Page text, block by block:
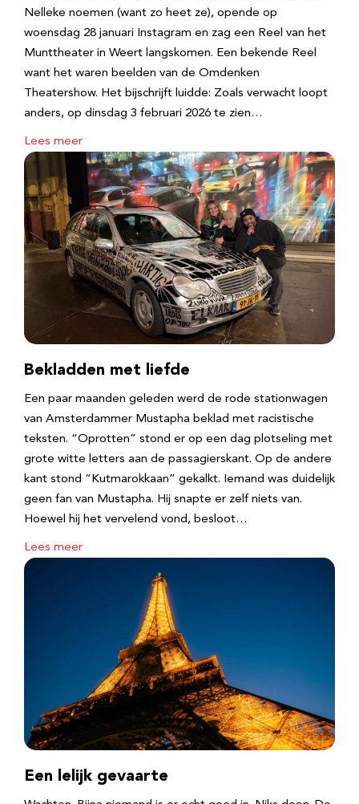
Nelleke noemen (want zo heet ze), opende op
woensdag 28 januari Instagram en zag een Reel van het
Munttheater in Weert langskomen. Een bekende Reel
want het waren beelden van de Omdenken
Theatershow. Het bijschrijft luidde: Zoals verwacht loopt
anders, op dinsdag 3 februari 2026 te zien…
Lees meer
Bekladden met liefde
Een paar maanden geleden werd de rode stationwagen
van Amsterdammer Mustapha beklad met racistische
teksten. “Oprotten” stond er op een dag plotseling met
grote witte letters aan de passagierskant. Op de andere
kant stond “Kutmarokkaan” gekalkt. Iemand was duidelijk
geen fan van Mustapha. Hij snapte er zelf niets van.
Hoewel hij het vervelend vond, besloot…
Lees meer
Een lelijk gevaarte